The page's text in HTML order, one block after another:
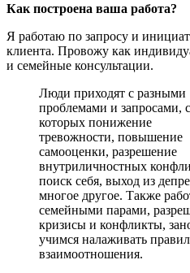
Как построена ваша работа?
Я работаю по запросу и
клиента. Провожу как
и семейные консультации.
Люди приходят с разными
проблемами и запросами,
которых понижение
тревожности, повышение
самооценки, разрешение
внутриличностных
поиск себя, выход из
многое другое. Также
семейными парами,
кризисы и конфликты,
учимся налаживать
взаимоотношения.